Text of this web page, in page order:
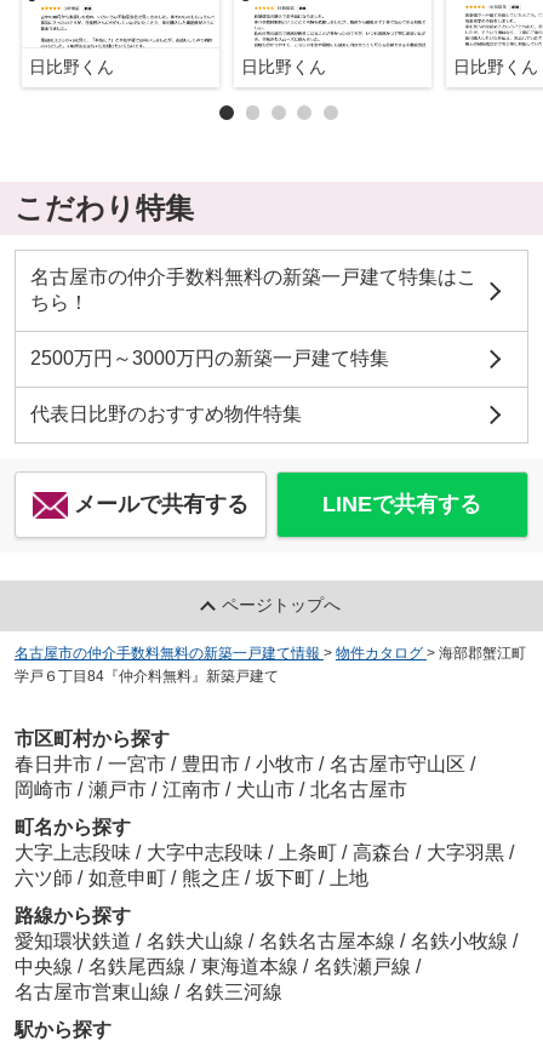
日比野くん 日比野くん 日比野くん
こだわり特集
名古屋市の仲介手数料無料の新築一戸建て特集はこ
ちら！
2500万円～3000万円の新築一戸建て特集
代表日比野のおすすめ物件特集
メールで共有する LINEで共有する
ページトップへ
名古屋市の仲介手数料無料の新築一戸建て情報 > 物件カタログ > 海部郡蟹江町
学戸６丁目84『仲介料無料』新築戸建て
市区町村から探す
春日井市 / 一宮市 / 豊田市 / 小牧市 / 名古屋市守山区 /
岡崎市 / 瀬戸市 / 江南市 / 犬山市 / 北名古屋市
町名から探す
大字上志段味 / 大字中志段味 / 上条町 / 高森台 / 大字羽黒 /
六ツ師 / 如意申町 / 熊之庄 / 坂下町 /
上地
路線から探す
愛知環状鉄道 / 名鉄犬山線 / 名鉄名古屋本線 / 名鉄小牧線 /
中央線 / 名鉄尾西線 / 東海道本線 / 名鉄瀬戸線 /
名古屋市営東山線 / 名鉄三河線
駅から探す